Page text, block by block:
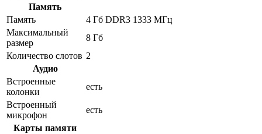
Память
Память
4 Гб DDR3 1333 МГц
Максимальный
размер
8 Гб
Количество слотов 2
Аудио
Встроенные
колонки
есть
Встроенный
микрофон
есть
Карты памяти